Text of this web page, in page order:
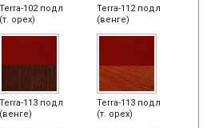
Terra-102 подл
(т. орех)
Terra-112 подл
(венге)
Terra-113 подл
(венге)
Terra-113 подл
(т. орех)